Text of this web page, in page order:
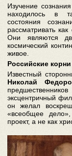
Изучение
находилось в
состояния
рассматривать как
Они являются
космический
живое.
Российские корни
Известный
Николай
эксцентричный
он желал
«всеобщее
проект, а не как